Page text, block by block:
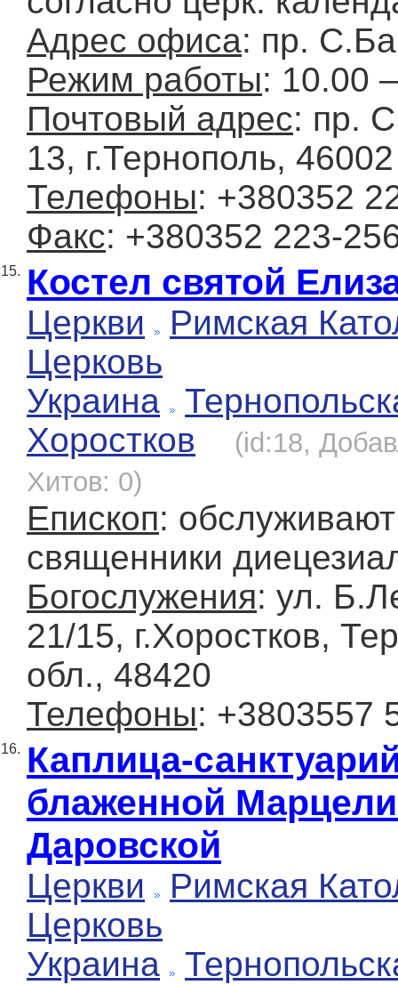
Адрес офиса: пр.
Режим работы: 10.00
Почтовый адрес: пр.
13, г.Тернополь, 46002
Телефоны: +380352
Факс: +380352 223-
15. Костел святой
Церкви
Римская
Церковь
Украина
Хоростков
(id:18,
Хитов: 0)
Епископ: обслуживают
священники
Богослужения: ул.
21/15, г.Хоростков,
обл., 48420
Телефоны: +3803557
16. Каплица-
блаженной
Даровской
Церкви
Римская
Церковь
Украина